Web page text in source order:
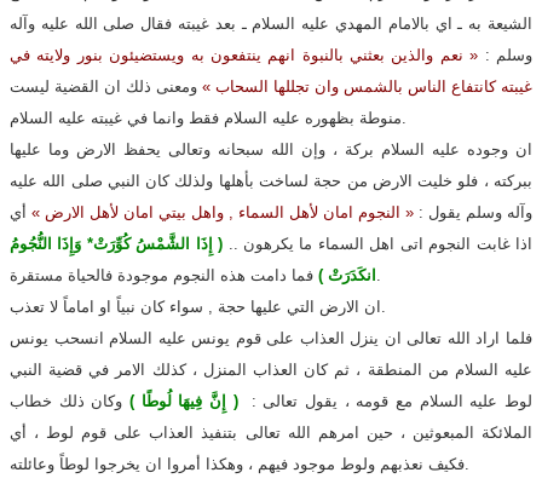
الشيعة به ـ اي بالامام المهدي عليه السلام ـ بعد غيبته فقال صلى الله عليه وآله
وسلم : « نعم والذين بعثني بالنبوة انهم ينتفعون به ويستضيئون بنور ولايته في
غيبته كانتفاع الناس بالشمس وان تجللها السحاب » ومعنى ذلك ان القضية ليست
ان وجوده عليه السلام بركة ، وإن الله سبحانه وتعالى يحفظ الارض وما عليها
ببركته ، فلو خليت الارض من حجة لساخت بأهلها ولذلك كان النبي صلى الله عليه
وآله وسلم يقول : « النجوم امان لأهل السماء , واهل بيتي امان لأهل الارض » أي
اذا غابت النجوم اتى اهل السماء ما يكرهون .. ( إِذَا الشَّمْسُ كُوِّرَتْ* وَإِذَا النُّجُومُ
انكَدَرَتْ )
فلما اراد الله تعالى ان ينزل العذاب على قوم يونس عليه السلام انسحب يونس
عليه السلام من المنطقة ، ثم كان العذاب المنزل ، كذلك الامر في قضية النبي
لوط عليه السلام مع قومه ، يقول تعالى :( إِنَّ فِيهَا لُوطًا ) وكان ذلك خطاب
الملائكة المبعوثين ، حين امرهم الله تعالى بتنفيذ العذاب على قوم لوط ، أي